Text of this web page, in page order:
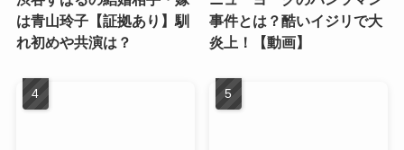
は青山玲子【証拠あり】馴
れ初めや共演は？
事件とは？酷いイジリで大
炎上！【動画】